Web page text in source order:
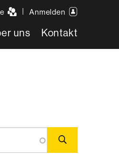
Anmelden
uns Kontakt